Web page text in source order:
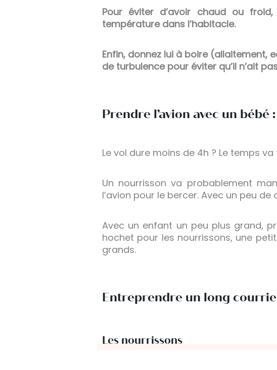
Pour éviter d’avoir chaud ou
température dans l’habitacle.
Enfin, donnez lui à boire (allaitement,
de turbulence pour éviter qu’il n’ait
Prendre l’avion avec un bébé
Le vol dure moins de 4h ? Le temps
Un nourrisson va probablement
l’avion pour le bercer. Avec un peu
Avec un enfant un peu plus grand,
hochet pour les nourrissons, une
grands.
Entreprendre un long
Les nourrissons